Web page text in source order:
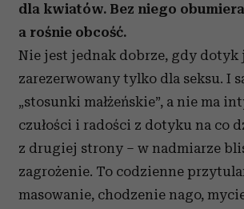
dla kwiatów. Bez niego
a rośnie obcość.
Nie jest jednak dobrze, gdy dotyk
zarezerwowany tylko dla seksu. I
„stosunki małżeńskie”, a nie ma
czułości i radości z dotyku na co
z drugiej strony – w nadmiarze
zagrożenie. To codzienne
masowanie, chodzenie nago,